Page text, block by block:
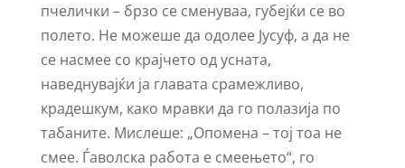
пчелички – брзо се сменуваа, губејќи се во
полето. Не можеше да одолее Јусуф, а да не
се насмее со крајчето од усната,
наведнувајќи ја главата срамежливо,
крадешкум, како мравки да го полазија по
табаните. Мислеше: „Опомена – тој тоа не
смее. Ѓаволска работа е смеењето“, го